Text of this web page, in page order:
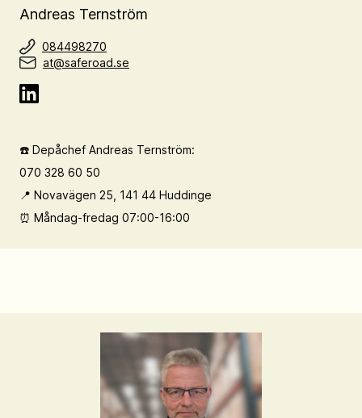
Andreas Ternström
084498270
at@saferoad.se
☎️ Depåchef Andreas Ternström:
070 328 60 50
📍 Novavägen 25, 141 44 Huddinge